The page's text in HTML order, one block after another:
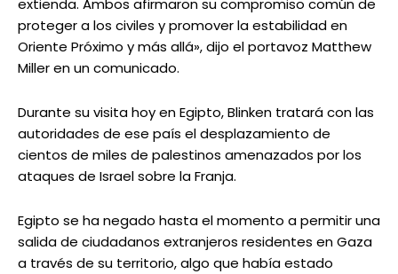
extienda. Ambos afirmaron su compromiso común de
proteger a los civiles y promover la estabilidad en
Oriente Próximo y más allá», dijo el portavoz Matthew
Miller en un comunicado.
Durante su visita hoy en Egipto, Blinken tratará con las
autoridades de ese país el desplazamiento de
cientos de miles de palestinos amenazados por los
ataques de Israel sobre la Franja.
Egipto se ha negado hasta el momento a permitir una
salida de ciudadanos extranjeros residentes en Gaza
a través de su territorio, algo que había estado